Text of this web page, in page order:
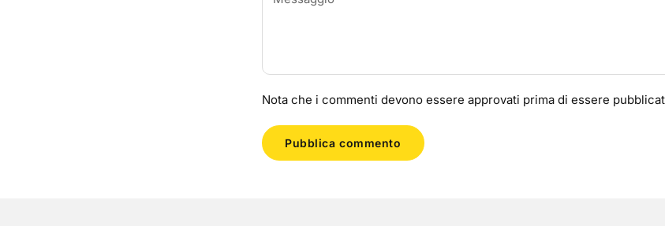
Nota che i commenti devono essere approvati prima di essere
Pubblica commento